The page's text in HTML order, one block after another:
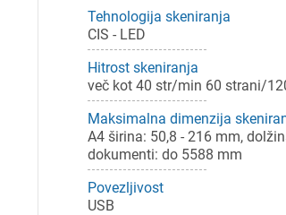
Tehnologija skeniranja
CIS - LED
Hitrost skeniranja
več kot 40 str/min 60 strani/
Maksimalna dimenzija
A4 širina: 50,8 - 216 mm,
dokumenti: do 5588 mm
Povezljivost
USB